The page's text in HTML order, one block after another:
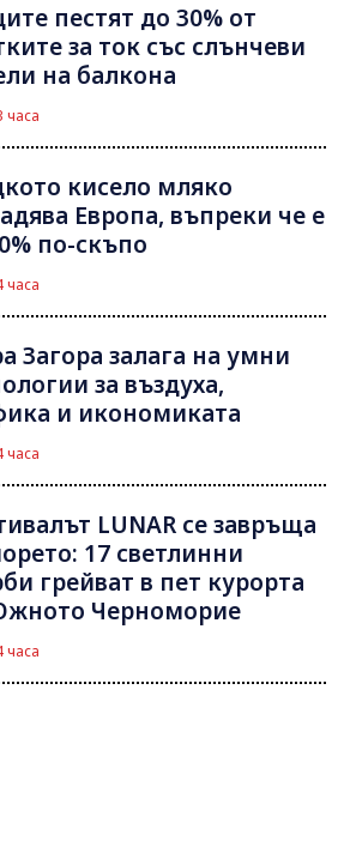
пестят до 30% от
за ток със слънчеви
на балкона
часа
кисело мляко
Европа, въпреки че е
по-скъпо
часа
Загора залага на умни
за въздуха,
и икономиката
часа
LUNAR се завръща
17 светлинни
грейват в пет курорта
Черноморие
часа